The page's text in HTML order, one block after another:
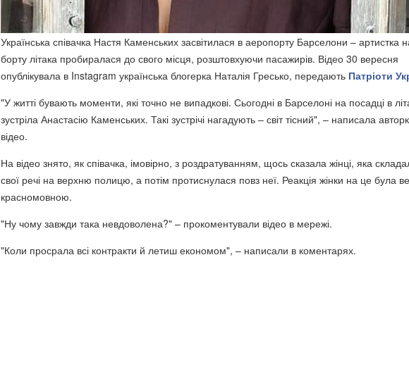
Українська співачка Настя Каменських засвітилася в аеропорту Барселони – артистка
борту літака пробиралася до свого місця, розштовхуючи пасажирів. Відео 30 вересня
опублікувала в Instagram українська блогерка Наталія Гресько, передають Патріоти
"У житті бувають моменти, які точно не випадкові. Сьогодні в Барселоні на посадці в
зустріла Анастасію Каменських. Такі зустрічі нагадують – світ тісний", – написала
відео.
На відео знято, як співачка, імовірно, з роздратуванням, щось сказала жінці, яка
свої речі на верхню полицю, а потім протиснулася повз неї. Реакція жінки на це була
красномовною.
"Ну чому завжди така невдоволена?" – прокоментували відео в мережі.
"Коли просрала всі контракти й летиш економом", – написали в коментарях.